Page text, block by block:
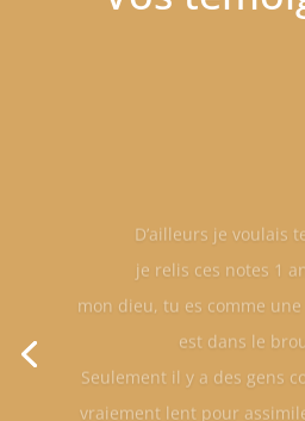
je relis ces notes 1
mon dieu, tu es comme
vraiement lent pour